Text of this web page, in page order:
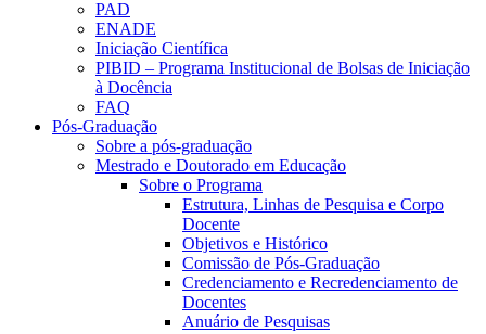
PAD
ENADE
Iniciação Científica
PIBID – Programa Institucional de Bolsas de Iniciação
à Docência
FAQ
Pós-Graduação
Sobre a pós-graduação
Mestrado e Doutorado em Educação
Sobre o Programa
Estrutura, Linhas de Pesquisa e Corpo
Docente
Objetivos e Histórico
Comissão de Pós-Graduação
Credenciamento e Recredenciamento de
Docentes
Anuário de Pesquisas